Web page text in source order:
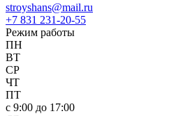
stroyshans@mail.ru
+7 831 231-20-55
Режим работы
ПН
ВТ
СР
ЧТ
ПТ
c 9:00 до 17:00